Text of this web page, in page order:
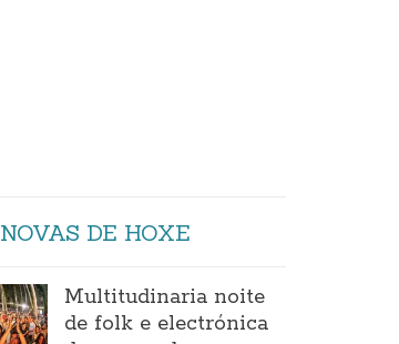
NOVAS DE HOXE
Multitudinaria noite
de folk e electrónica